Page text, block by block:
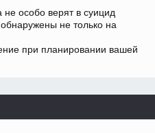
особо верят в суицид
не только на
при планировании вашей